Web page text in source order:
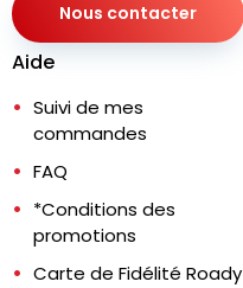
Nous contacter
Aide
Suivi de mes
commandes
FAQ
*Conditions des
promotions
Carte de Fidélité Roady